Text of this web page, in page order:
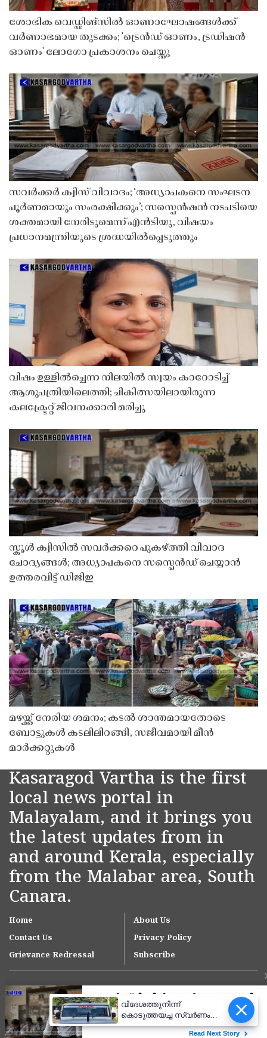
ശോഭിക വെഡ്ഡിങ്സിൽ ഓണാഘോഷങ്ങൾക്ക്
വർണാഭമായ തുടക്കം; 'ട്രെൻഡ് ഓണം, ട്രഡിഷൻ
ഓണം' ലോഗോ പ്രകാശനം ചെയ്തു
സവർക്കർ ക്വിസ് വിവാദം; ‘അധ്യാപകനെ സംഘടന
പൂർണമായും സംരക്ഷിക്കും’; സസ്പെൻഷൻ നടപടിയെ
ശക്തമായി നേരിടുമെന്ന് എൻടിയു, വിഷയം
പ്രധാനമന്ത്രിയുടെ ശ്രദ്ധയിൽപ്പെടുത്തും
വിഷം ഉള്ളിൽച്ചെന്ന നിലയിൽ സ്വയം കാറോടിച്ച്
ആശുപത്രിയിലെത്തി; ചികിത്സയിലായിരുന്ന
കലക്ട്രേറ്റ് ജീവനക്കാരി മരിച്ചു
സ്കൂൾ ക്വിസിൽ സവർക്കറെ പുകഴ്ത്തി വിവാദ
ചോദ്യങ്ങൾ; അധ്യാപകനെ സസ്പെൻഡ് ചെയ്യാൻ
ഉത്തരവിട്ട് ഡിജിഇ
മഴയ്ക്ക് നേരിയ ശമനം; കടൽ ശാന്തമായതോടെ
ബോട്ടുകൾ കടലിലിറങ്ങി, സജീവമായി മീൻ
മാർക്കറ്റുകൾ
Kasaragod Vartha is the first
local news portal in
Malayalam, and it brings you
the latest updates from in
and around Kerala, especially
from the Malabar area, South
Canara.
Home
About Us
Contact Us
Privacy Policy
Grievance Redressal
Subscribe
വിദേശത്തുനിന്ന്
കൊടുത്തയച്ച സ്വർണം
തിരികെ നൽകിയില്ല;